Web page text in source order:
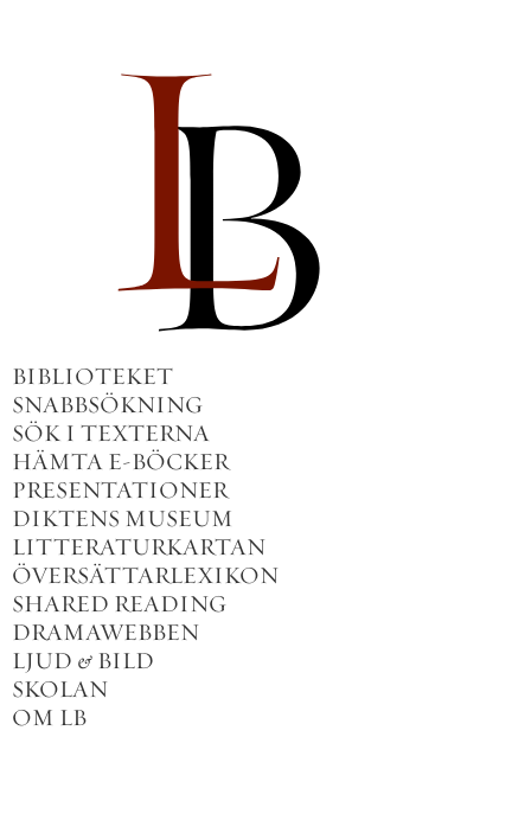
BIBLIOTEKET
SNABBSÖKNING
SÖK I TEXTERNA
HÄMTA E-BÖCKER
PRESENTATIONER
DIKTENS MUSEUM
LITTERATURKARTAN
ÖVERSÄTTARLEXIKON
SHARED READING
DRAMAWEBBEN
LJUD & BILD
SKOLAN
OM LB